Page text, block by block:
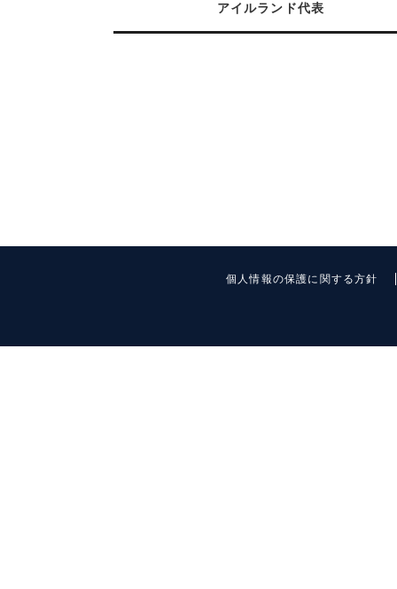
アイルランド代表
個人情報の保護に関する方針